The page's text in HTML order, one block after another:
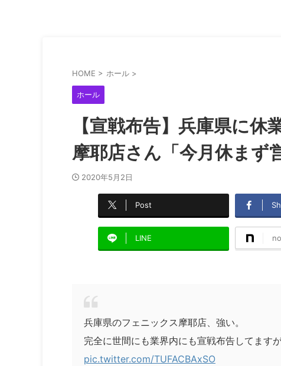
HOME > ホール >
ホール
【宣戦布告】兵庫県に
摩耶店さん「今月休ま
2020年5月2日
Post
LINE
兵庫県のフェニックス摩耶店、強い。
完全に世間にも業界内にも宣戦布告してます
pic.twitter.com/TUFACBAxSO